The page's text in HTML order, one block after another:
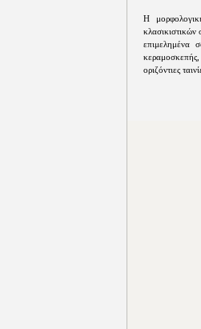
Η
κλασικιστικών
επιμελημένα
οριζόντιες